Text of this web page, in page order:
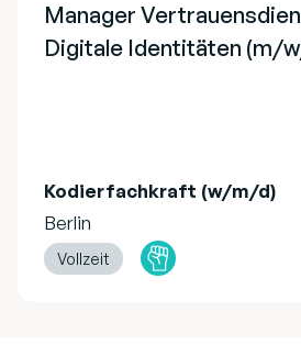
Manager
Digitale Identitäten (m/
Kodierfachkraft (w/m/d)
Berlin
Vollzeit